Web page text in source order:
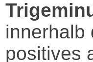
innerhalb
positives